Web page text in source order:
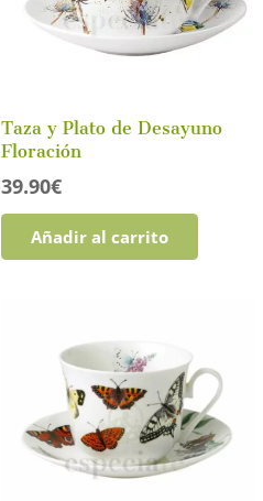
Taza y Plato de Desayuno
Floración
39.90€
Añadir al carrito